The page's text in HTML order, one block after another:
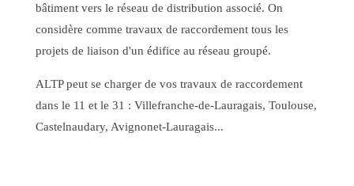
bâtiment vers le réseau de distribution associé. On
considère comme travaux de raccordement tous les
projets de liaison d'un édifice au réseau groupé.
ALTP peut se charger de vos travaux de raccordement
dans le 11 et le 31 : Villefranche-de-Lauragais, Toulouse,
Castelnaudary, Avignonet-Lauragais...